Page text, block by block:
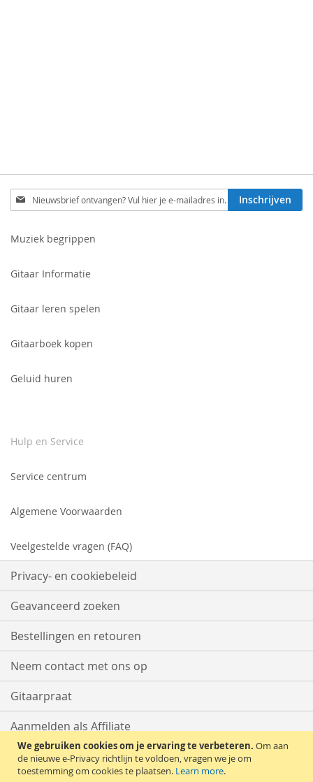
We gebruiken cookies om je ervaring te verbeteren. Om aan
de nieuwe e-Privacy richtlijn te voldoen, vragen we je om
toestemming om cookies te plaatsen. Learn more.
Schrijf
je
voor
Inschrijven
Muziek begrippen
Gitaar Informatie
Gitaar leren spelen
Gitaarboek kopen
Geluid huren
Hulp en Service
Service centrum
Algemene Voorwaarden
Veelgestelde vragen (FAQ)
Privacy- en cookiebeleid
Geavanceerd zoeken
Bestellingen en retouren
Neem contact met ons op
Gitaarpraat
Aanmelden als Affiliate
Start met Verkopen